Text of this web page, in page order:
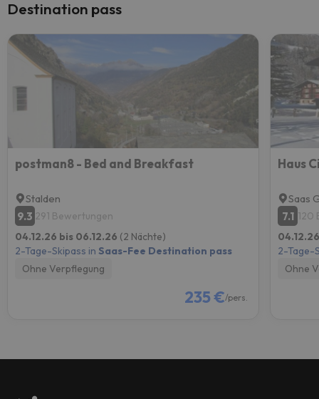
Destination pass
postman8 - Bed and Breakfast
Stalden
9.3 291 Bewertungen
04.12.26 bis 06.12.26 (2 Nächte)
2-Tage-Skipass in Saas-Fee Destination pass
Ohne Verpflegung
235 €/pers.
Haus
Saas
7.1 120
2-Tage-
Ohne